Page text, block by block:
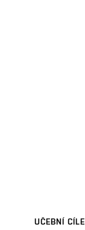
UČEBNÍ CÍLE